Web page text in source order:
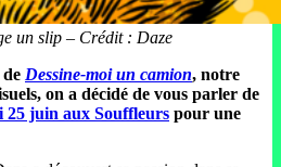
un slip – Crédit : Daze
Dessine-moi un camion, notre
on a décidé de vous parler de
25 juin aux Souffleurs pour une